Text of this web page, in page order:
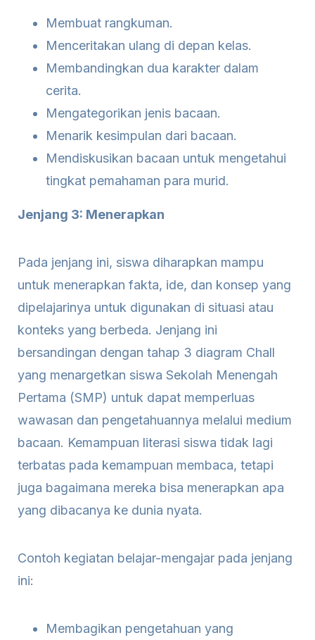
Membuat rangkuman.
Menceritakan ulang di depan kelas.
Membandingkan dua karakter dalam
cerita.
Mengategorikan jenis bacaan.
Menarik kesimpulan dari bacaan.
Mendiskusikan bacaan untuk mengetahui
tingkat pemahaman para murid.
Jenjang 3: Menerapkan
Pada jenjang ini, siswa diharapkan mampu
untuk menerapkan fakta, ide, dan konsep yang
dipelajarinya untuk digunakan di situasi atau
konteks yang berbeda. Jenjang ini
bersandingan dengan tahap 3 diagram Chall
yang menargetkan siswa Sekolah Menengah
Pertama (SMP) untuk dapat memperluas
wawasan dan pengetahuannya melalui medium
bacaan. Kemampuan literasi siswa tidak lagi
terbatas pada kemampuan membaca, tetapi
juga bagaimana mereka bisa menerapkan apa
yang dibacanya ke dunia nyata.
Contoh kegiatan belajar-mengajar pada jenjang
ini:
Membagikan pengetahuan yang